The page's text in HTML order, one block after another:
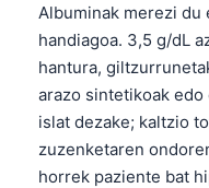
Albuminak merezi du
handiagoa. 3,5 g/dL
hantura,
arazo sintetikoak
islat dezake; kaltzio
zuzenketaren
horrek paziente bat